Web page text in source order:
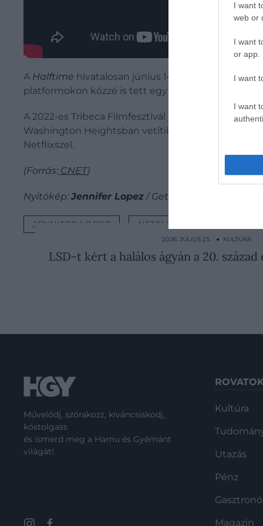
I want
web or
I want
or app.
I want
I want
A Halftime hivatalosan június 14-én érkezik a
platformokon közzé is tett egy rövid előzetest a
A 2022-es Tribeca Filmfesztivál június 8. és 14.
Washington Heightsban vetítik majd - alig
Netflixszel.
(Forrás: CNET)
Nyitókép:Jennifer Lopez/ Getty Images
JENNIFER LOPEZ NETFLIX
2026. JÚLIUS 23. ● KULTÚRA
LSD-t kért a halálos ágyán a 20.
Művelődj, szórakozz, kíváncsiskodj,
kóstolgass
és ismerd meg a Hamu és Gyémánt
világát!
Kultúra
Utazás
Pénz
Magazin